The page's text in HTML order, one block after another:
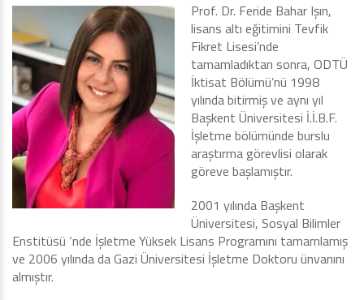
Prof. Dr. Feride Bahar Işın,
lisans altı eğitimini Tevfik
Fikret Lisesi’nde
tamamladıktan sonra, ODTÜ
İktisat Bölümü’nü 1998
yılında bitirmiş ve aynı yıl
Başkent Üniversitesi İ.İ.B.F.
İşletme bölümünde burslu
araştırma görevlisi olarak
göreve başlamıştır.
2001 yılında Başkent
Üniversitesi, Sosyal Bilimler
Enstitüsü ‘nde İşletme Yüksek Lisans Programını tamamlamış
ve 2006 yılında da Gazi Üniversitesi İşletme Doktoru ünvanını
almıştır.